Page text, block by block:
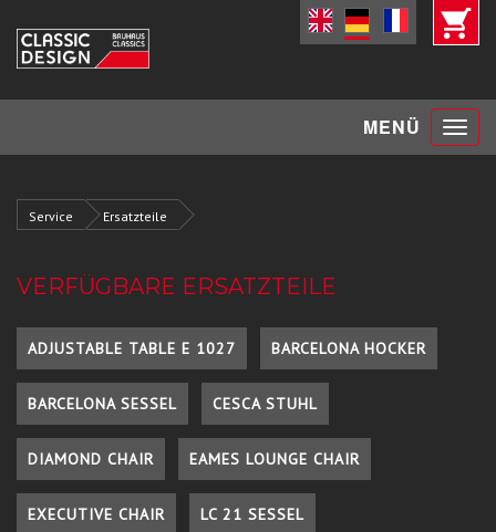
MENÜ Toggle
Service Ersatzteile
VERFÜGBARE ERSATZTEILE
ADJUSTABLE TABLE E 1027 BARCELONA HOCKER
BARCELONA SESSEL CESCA STUHL
DIAMOND CHAIR EAMES LOUNGE CHAIR
EXECUTIVE CHAIR LC 21 SESSEL